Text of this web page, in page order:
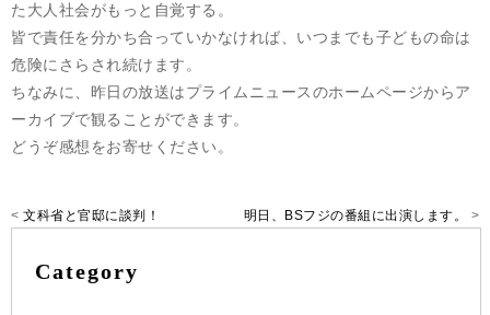
た大人社会がもっと自覚する。
皆で責任を分かち合っていかなければ、いつまでも子どもの命は
危険にさらされ続けます。
ちなみに、昨日の放送はプライムニュースのホームページからア
ーカイブで観ることができます。
どうぞ感想をお寄せください。
< 文科省と官邸に談判！ 明日、BSフジの番組に出演します。 >
Category